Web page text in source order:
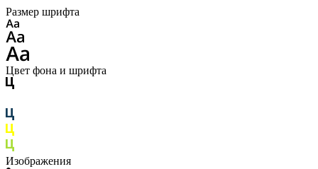
Размер шрифта
Цвет фона и шрифта
Изображения